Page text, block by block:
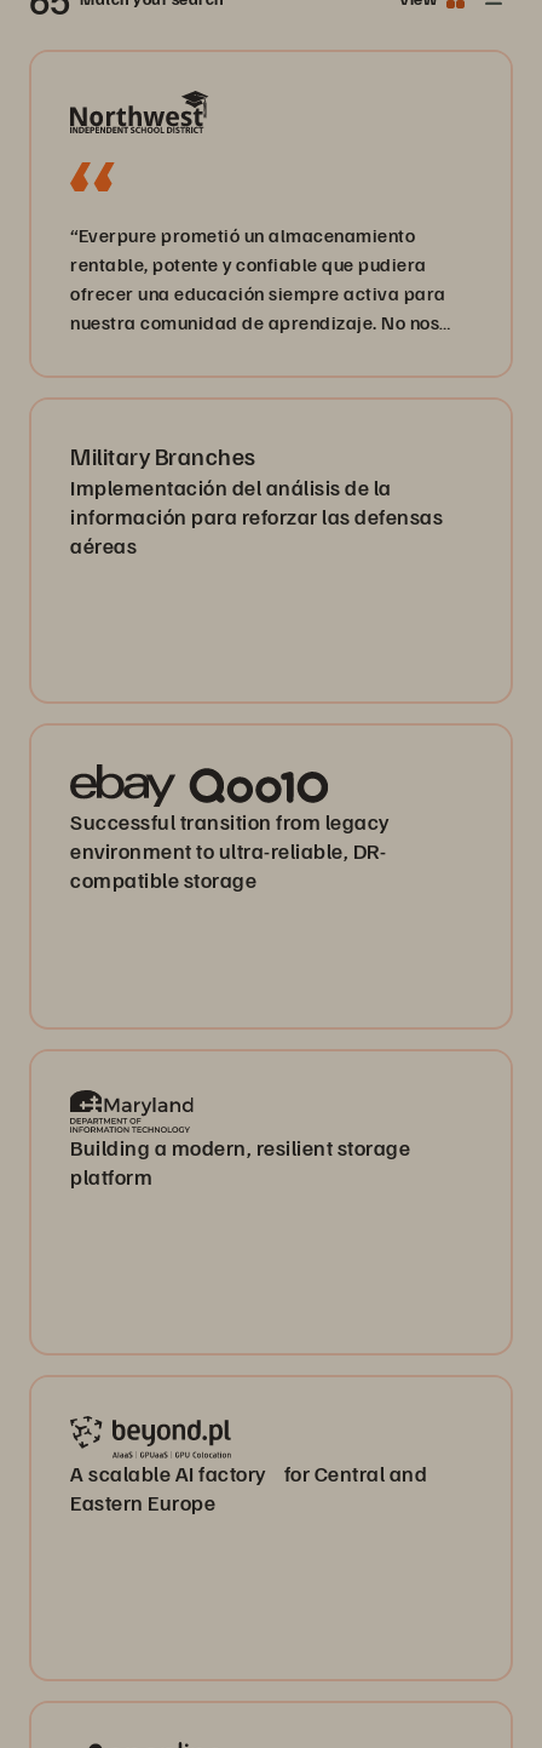
“Everpure prometió un almacenamiento
rentable, potente y confiable que pudiera
ofrecer una educación siempre activa para
nuestra comunidad de aprendizaje. No nos
Military Branches
Implementación del análisis de la
información para reforzar las defensas
aéreas
Successful transition from legacy
environment to ultra-reliable, DR-
compatible storage
Building a modern, resilient storage
platform
A scalable AI factory for Central and
Eastern Europe